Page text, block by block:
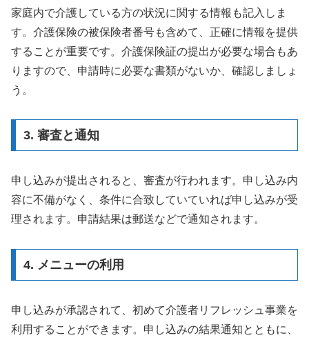
家庭内で介護している方の状況に関する情報も記入しま
す。介護保険の被保険者番号も含めて、正確に情報を提供
することが重要です。介護保険証の提出が必要な場合もあ
りますので、申請時に必要な書類がないか、確認しましょ
う。
3. 審査と通知
申し込みが提出されると、審査が行われます。申し込み内
容に不備がなく、条件に合致していていれば申し込みが受
理されます。申請結果は郵送などで通知されます。
4. メニューの利用
申し込みが承認されて、初めて介護者リフレッシュ事業を
利用することができます。申し込みの結果通知とともに、